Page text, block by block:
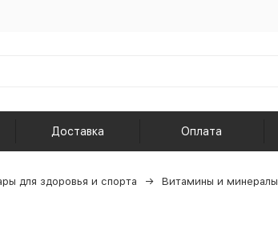
Доставка Оплата
для здоровья и спорта Витамины и минералы